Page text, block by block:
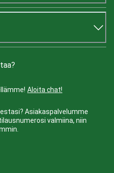
Aloita chat!
Asiakaspalvelumme
valmiina, niin